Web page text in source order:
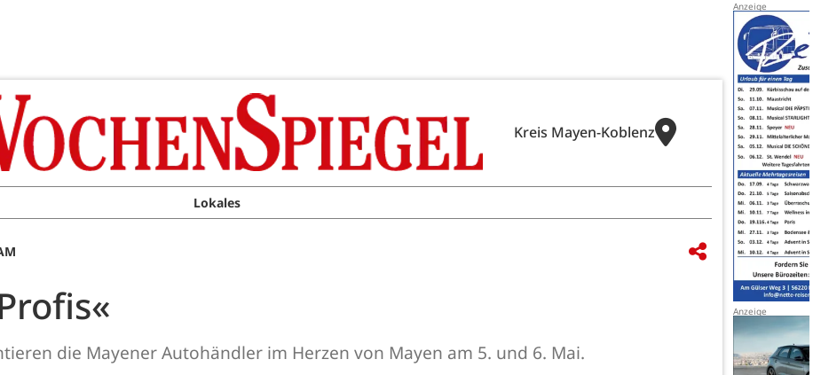
Kreis Mayen-Koblenz
Lokales
die Mayener Autohändler im Herzen von Mayen am 5. und 6. Mai.